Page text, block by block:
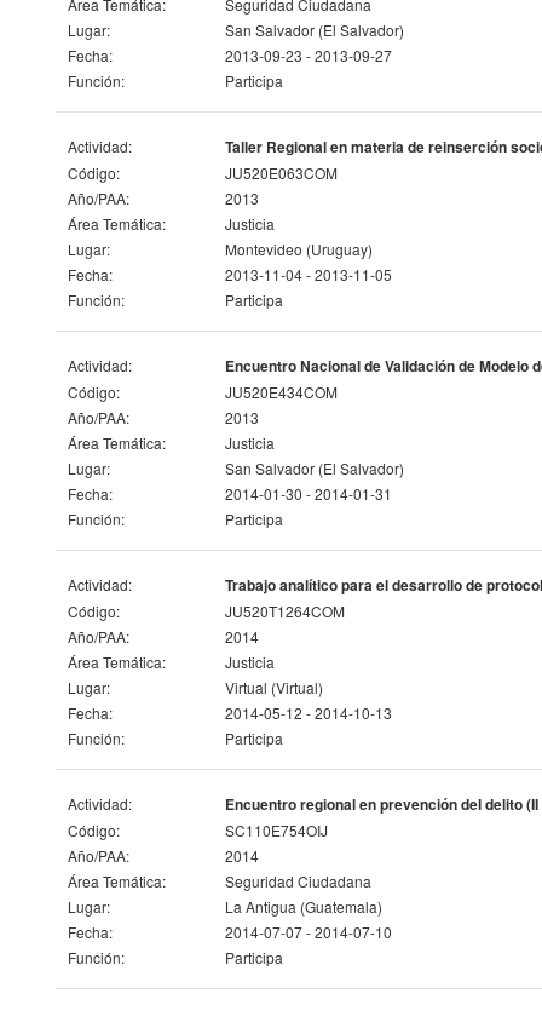
Área Temática:
Seguridad Ciudadana
Lugar:
San Salvador (El Salvador)
Fecha:
2013-09-23 - 2013-09-27
Función:
Participa
Actividad: Taller Regional en materia de reinserción
Código:
JU520E063COM
Año/PAA:
2013
Área Temática:
Justicia
Lugar:
Montevideo (Uruguay)
Fecha:
2013-11-04 - 2013-11-05
Función:
Participa
Actividad: Encuentro Nacional de Validación de Modelo
Código:
JU520E434COM
Año/PAA:
2013
Área Temática:
Justicia
Lugar:
San Salvador (El Salvador)
Fecha:
2014-01-30 - 2014-01-31
Función:
Participa
Actividad: Trabajo analítico para el desarrollo de
Código:
JU520T1264COM
Año/PAA:
2014
Área Temática:
Justicia
Lugar:
Virtual (Virtual)
Fecha:
2014-05-12 - 2014-10-13
Función:
Participa
Actividad: Encuentro regional en prevención del delito
Código:
SC110E754OIJ
Año/PAA:
2014
Área Temática:
Seguridad Ciudadana
Lugar:
La Antigua (Guatemala)
Fecha:
2014-07-07 - 2014-07-10
Función:
Participa